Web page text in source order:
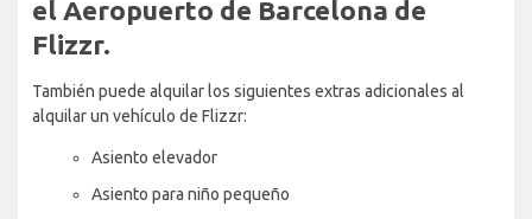
el Aeropuerto de Barcelona de
Flizzr.
También puede alquilar los siguientes extras adicionales al
alquilar un vehículo de Flizzr:
Asiento elevador
Asiento para niño pequeño